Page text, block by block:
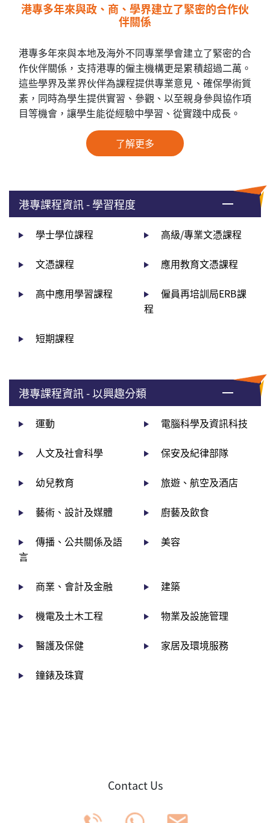
港專多年來與政、商、學界建立了緊密的合作伙
伴關係
港專多年來與本地及海外不同專業學會建立了緊密的合
作伙伴關係，支持港專的僱主機構更是累積超過二萬。
這些學界及業界伙伴為課程提供專業意見、確保學術質
素，同時為學生提供實習、參觀、以至親身參與協作項
目等機會，讓學生能從經驗中學習、從實踐中成長。
了解更多
港專課程資訊 - 學習程度
學士學位課程 高級/專業文憑課程
文憑課程 應用教育文憑課程
高中應用學習課程
僱員再培訓局ERB課
程
短期課程
港專課程資訊 - 以興趣分類
運動 電腦科學及資訊科技
人文及社會科學 保安及紀律部隊
幼兒教育 旅遊、航空及酒店
藝術、設計及媒體 廚藝及飲食
傳播、公共關係及語
言
美容
商業、會計及金融 建築
機電及土木工程 物業及設施管理
醫護及保健 家居及環境服務
鐘錶及珠寶
Contact Us